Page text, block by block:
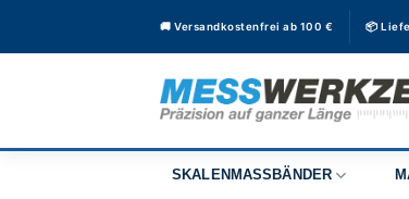
🚚 Versandkostenfrei ab 100 € 📦
SKALENMASSBÄNDER